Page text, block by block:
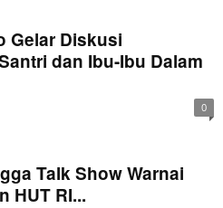
Gelar Diskusi
dan Ibu-Ibu Dalam
0
Talk Show Warnai
HUT RI...